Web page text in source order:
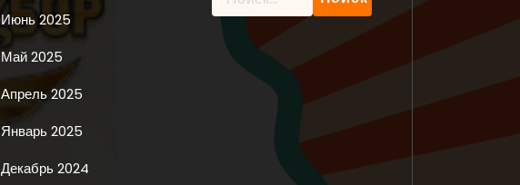
Июнь 2025
Май 2025
Апрель 2025
Январь 2025
Декабрь 2024